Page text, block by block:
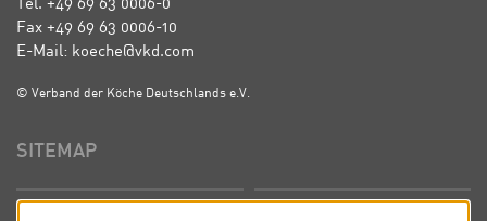
Fax +49 69 63 0006-10
E-Mail: koeche@vkd.com
© Verband der Köche Deutschlands e.V.
SITEMAP